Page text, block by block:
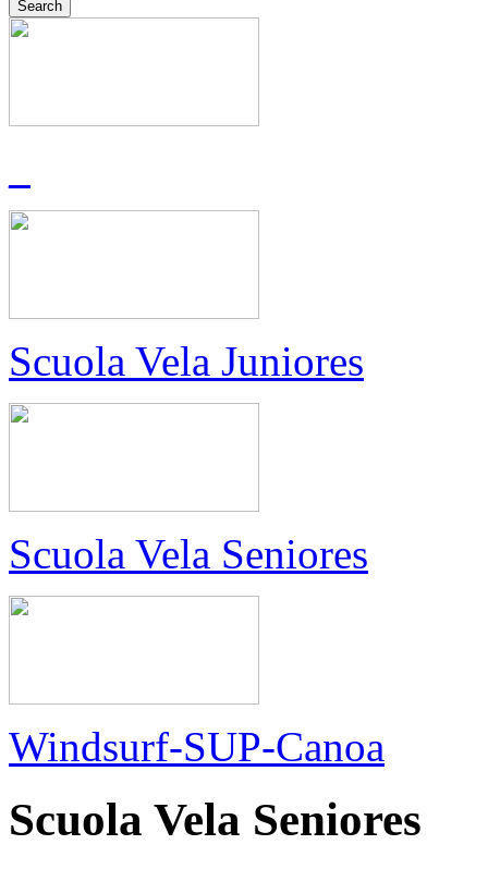
Scuola Vela Juniores
Scuola Vela Seniores
Windsurf-SUP-Canoa
Scuola Vela Seniores